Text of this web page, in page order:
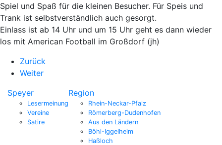
Spiel und Spaß für die kleinen Besucher. Für Speis und
Trank ist selbstverständlich auch gesorgt.
Einlass ist ab 14 Uhr und um 15 Uhr geht es dann wieder
los mit American Football im Großdorf (jh)
Zurück
Weiter
Speyer
Lesermeinung
Vereine
Satire
Region
Rhein-Neckar-Pfalz
Römerberg-Dudenhofen
Aus den Ländern
Böhl-Iggelheim
Haßloch